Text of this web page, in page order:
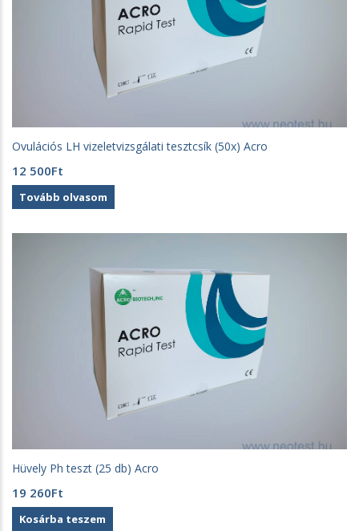
Ovulációs LH vizeletvizsgálati tesztcsík (50x) Acro
12 500Ft
Tovább olvasom
Hüvely Ph teszt (25 db) Acro
19 260Ft
Kosárba teszem